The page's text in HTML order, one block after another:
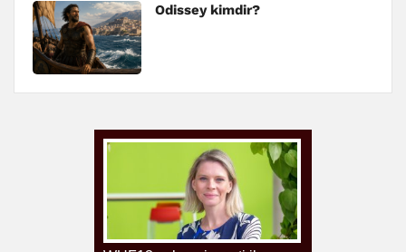
Odissey kimdir?